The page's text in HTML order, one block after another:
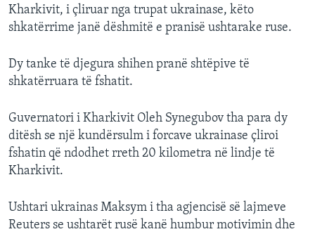
Kharkivit, i çliruar nga trupat ukrainase, këto
shkatërrime janë dëshmitë e pranisë ushtarake ruse.
Dy tanke të djegura shihen pranë shtëpive të
shkatërruara të fshatit.
Guvernatori i Kharkivit Oleh Synegubov tha para dy
ditësh se një kundërsulm i forcave ukrainase çliroi
fshatin që ndodhet rreth 20 kilometra në lindje të
Kharkivit.
Ushtari ukrainas Maksym i tha agjencisë së lajmeve
Reuters se ushtarët rusë kanë humbur motivimin dhe